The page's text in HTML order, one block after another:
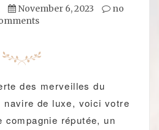
November 6, 2023
no
des merveilles du
navire de luxe, voici votre
compagnie réputée, un